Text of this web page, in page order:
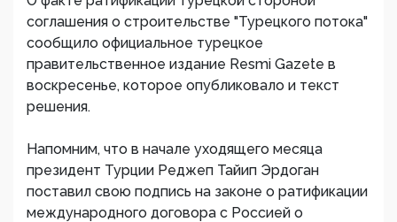
соглашения о строительстве "Турецкого потока"
сообщило официальное турецкое
правительственное издание Resmi Gazete в
воскресенье, которое опубликовало и текст
решения.
Напомним, что в начале уходящего месяца
президент Турции Реджеп Тайип Эрдоган
поставил свою подпись на законе о ратификации
международного договора с Россией о